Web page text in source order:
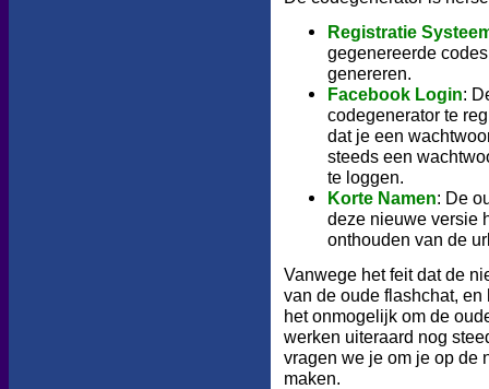
Registratie
gegenereerde
genereren.
Facebook Login:
codegenerator te
dat je een
steeds een
te loggen.
Korte Namen: De
deze nieuwe versie
onthouden van de
Vanwege het feit dat de
van de oude flashchat,
het onmogelijk om de
werken uiteraard nog
vragen we je om je op de
maken.